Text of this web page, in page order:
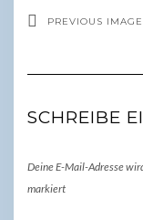
PREVIOUS IMAGE
SCHREIBE
Deine E-Mail-Adresse
markiert